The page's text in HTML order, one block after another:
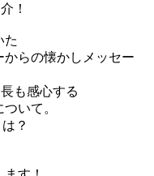
！
た
らの懐かしメッセー
も感心する
いて。
？